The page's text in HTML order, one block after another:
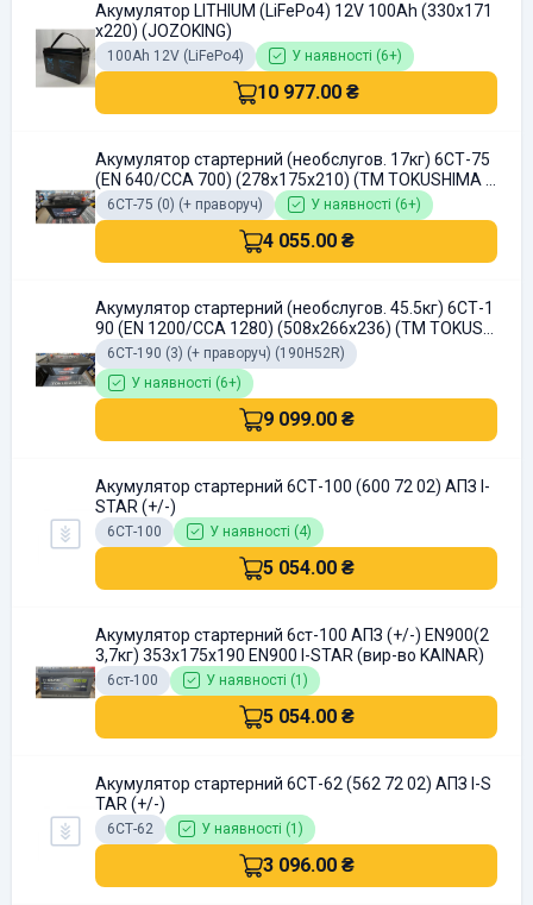
Акумулятор LITHIUM (LiFePo4) 12V 100Ah (330х171
х220) (JOZOKING)
100Ah 12V (LiFePo4) У наявності (6+)
10 977.00 ₴
Акумулятор стартерний (необслугов. 17кг) 6СТ-75
(EN 640/CCA 700) (278х175х210) (ТМ TOKUSHIMA J
apan)
6СТ-75 (0) (+ праворуч) У наявності (6+)
4 055.00 ₴
Акумулятор стартерний (необслугов. 45.5кг) 6СТ-1
90 (EN 1200/CCA 1280) (508х266х236) (ТМ TOKUSHI
MA Japan)
6СТ-190 (3) (+ праворуч) (190H52R)
У наявності (6+)
9 099.00 ₴
Акумулятор стартерний 6СТ-100 (600 72 02) АПЗ I-
STAR (+/-)
6СТ-100 У наявності (4)
5 054.00 ₴
Акумулятор стартерний 6ст-100 АПЗ (+/-) EN900(2
3,7кг) 353x175x190 EN900 I-STAR (вир-во KAINAR)
6ст-100 У наявності (1)
5 054.00 ₴
Акумулятор стартерний 6СТ-62 (562 72 02) АПЗ I-S
TAR (+/-)
6СТ-62 У наявності (1)
3 096.00 ₴